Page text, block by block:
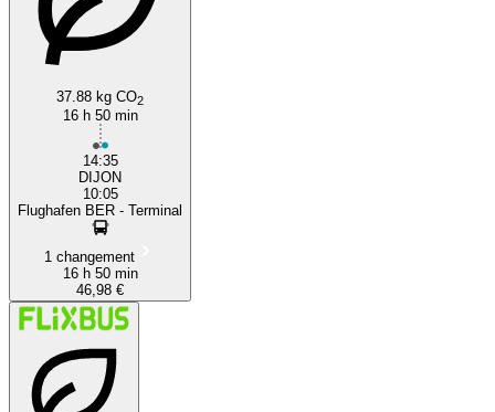
37.88 kg CO2
16 h 50 min
14:35
DIJON
10:05
Flughafen BER - Terminal
1 changement
16 h 50 min
46,98 €